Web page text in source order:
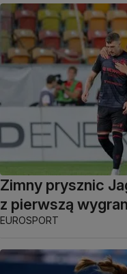
Zimny prysznic
z pierwszą
EUROSPORT